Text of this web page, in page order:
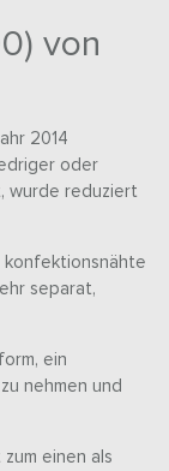
von
2014
oder
wurde reduziert
separat,
ein
nehmen und
einen als